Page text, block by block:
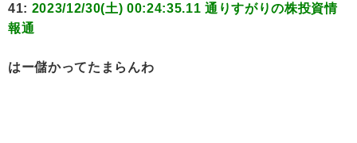
41: 2023/12/30(土) 00:24:35.11 通りすがりの株投資情
報通
はー儲かってたまらんわ